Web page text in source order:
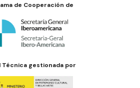
de Cooperación de
Técnica gestionada por